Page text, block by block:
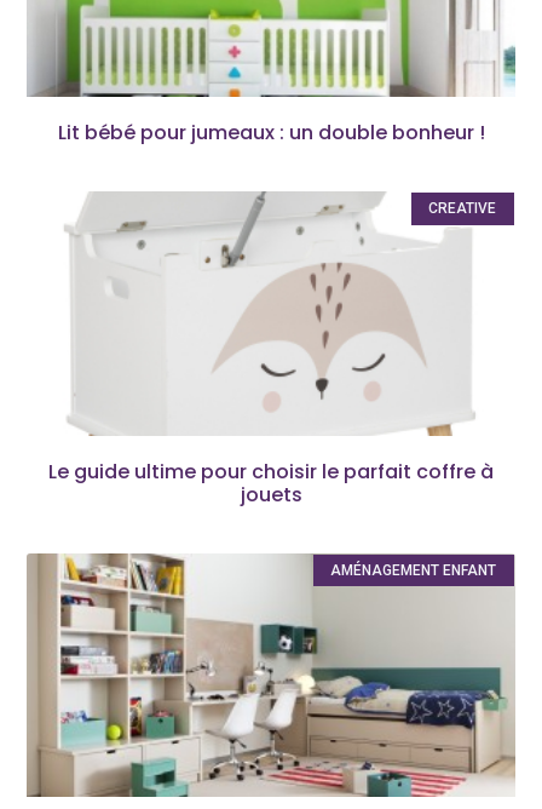
Lit bébé pour jumeaux : un double bonheur !
CREATIVE
Le guide ultime pour choisir le parfait coffre à
jouets
AMÉNAGEMENT ENFANT